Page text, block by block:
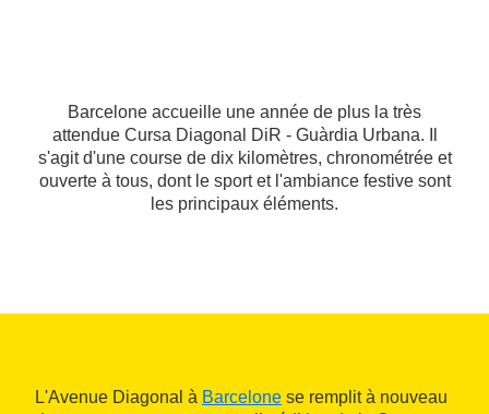
Barcelone accueille une année de plus la très
attendue Cursa Diagonal DiR - Guàrdia Urbana. Il
s'agit d'une course de dix kilomètres, chronométrée et
ouverte à tous, dont le sport et l'ambiance festive sont
les principaux éléments.
L'Avenue Diagonal à Barcelone se remplit à nouveau